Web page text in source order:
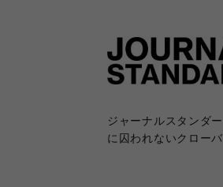
ジャーナルスタンダ
に囚われないクロー